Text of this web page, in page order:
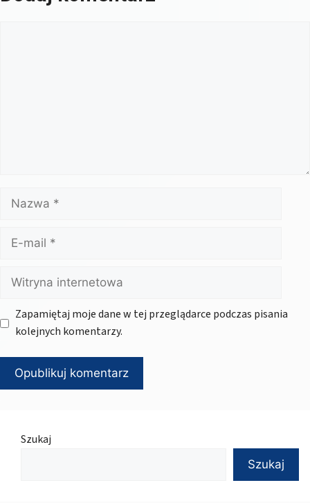
Nazwa
mail
Witryna
internetowa
Zapamiętaj moje dane w tej przeglądarce podczas pisania
kolejnych komentarzy.
Szukaj
Szukaj